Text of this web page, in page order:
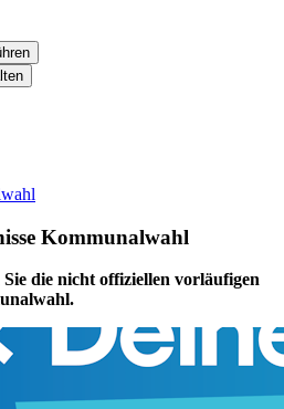
Kommunalwahl
die nicht offiziellen vorläufigen